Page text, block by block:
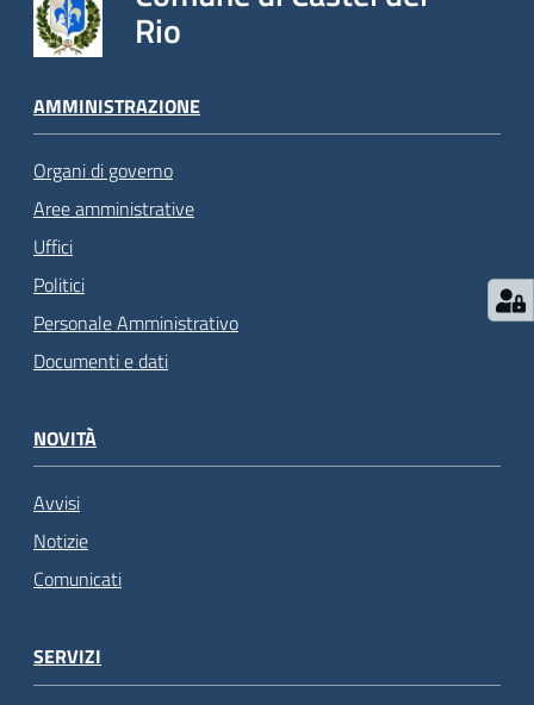
Rio
AMMINISTRAZIONE
Organi di governo
Aree amministrative
Uffici
Politici
Personale Amministrativo
Documenti e dati
NOVITÀ
Avvisi
Notizie
Comunicati
SERVIZI